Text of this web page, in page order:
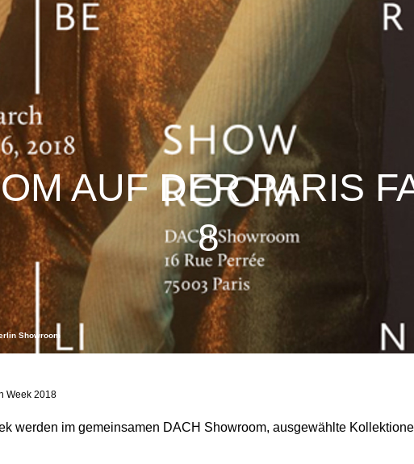
Week 2018
AUF DER PARIS
8
Showroom
werden im gemeinsamen DACH Showroom, ausgewählte